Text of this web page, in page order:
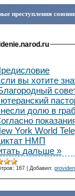
преступления
вы хотите
долю в
York World
НМП
дальше »
167 Добавил: